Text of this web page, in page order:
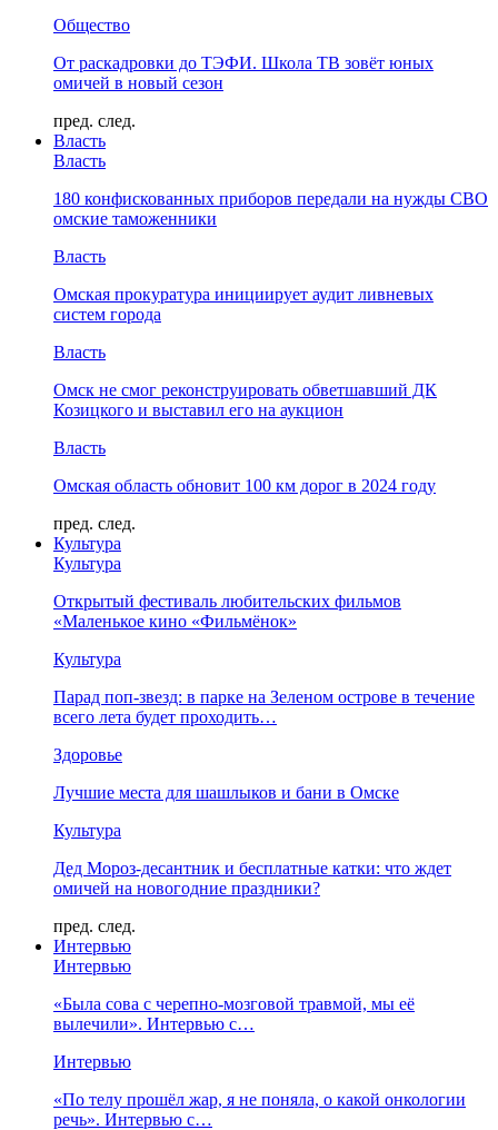
Общество
От раскадровки до ТЭФИ. Школа ТВ зовёт юных
омичей в новый сезон
пред. след.
Власть
Власть
180 конфискованных приборов передали на нужды СВО
омские таможенники
Власть
Омская прокуратура инициирует аудит ливневых
систем города
Власть
Омск не смог реконструировать обветшавший ДК
Козицкого и выставил его на аукцион
Власть
Омская область обновит 100 км дорог в 2024 году
пред. след.
Культура
Культура
Открытый фестиваль любительских фильмов
«Маленькое кино «Фильмёнок»
Культура
Парад поп-звезд: в парке на Зеленом острове в течение
всего лета будет проходить…
Здоровье
Лучшие места для шашлыков и бани в Омске
Культура
Дед Мороз-десантник и бесплатные катки: что ждет
омичей на новогодние праздники?
пред. след.
Интервью
Интервью
«Была сова с черепно-мозговой травмой, мы её
вылечили». Интервью с…
Интервью
«По телу прошёл жар, я не поняла, о какой онкологии
речь». Интервью с…